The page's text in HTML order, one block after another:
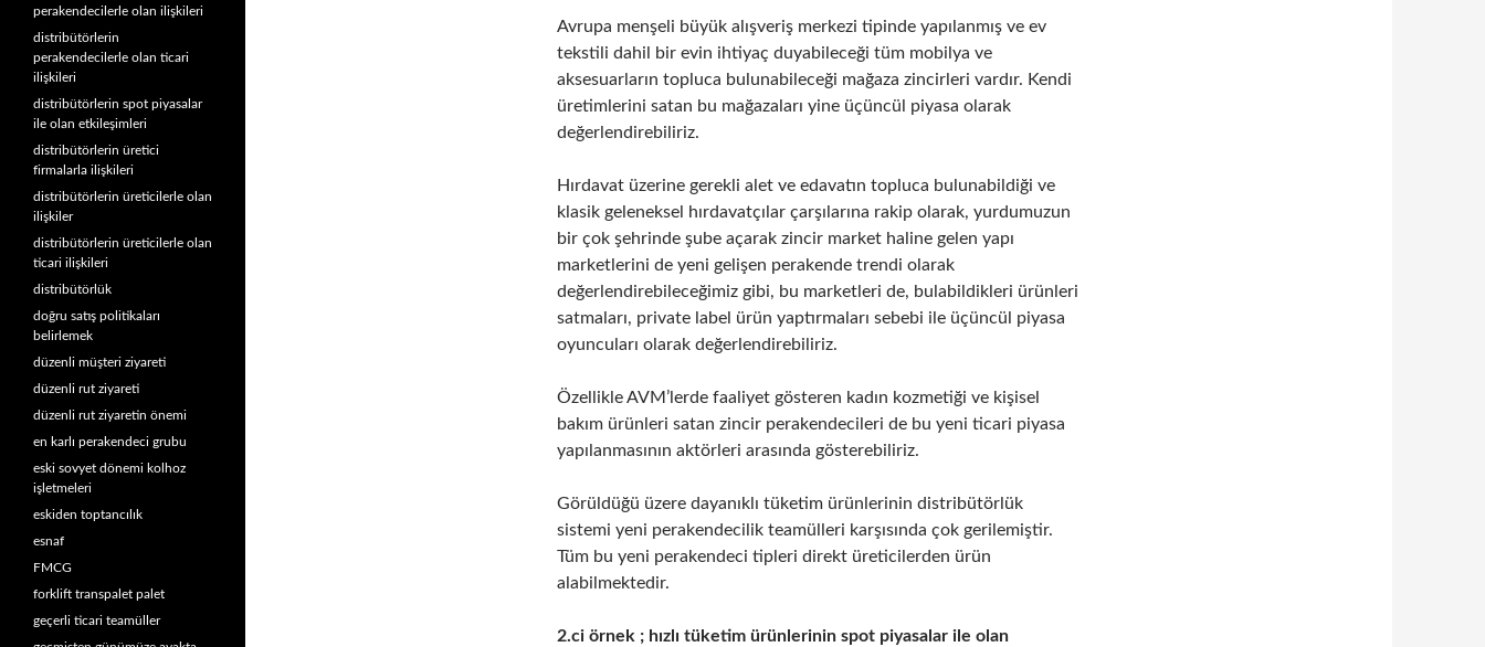
Avrupa menşeli büyük alışveriş merkezi tipinde yapılanmış ve ev
tekstili dahil bir evin ihtiyaç duyabileceği tüm mobilya ve
aksesuarların topluca bulunabileceği mağaza zincirleri vardır. Kendi
üretimlerini satan bu mağazaları yine üçüncül piyasa olarak
değerlendirebiliriz.
Hırdavat üzerine gerekli alet ve edavatın topluca bulunabildiği ve
klasik geleneksel hırdavatçılar çarşılarına rakip olarak, yurdumuzun
bir çok şehrinde şube açarak zincir market haline gelen yapı
marketlerini de yeni gelişen perakende trendi olarak
değerlendirebileceğimiz gibi, bu marketleri de, bulabildikleri ürünleri
satmaları, private label ürün yaptırmaları sebebi ile üçüncül piyasa
oyuncuları olarak değerlendirebiliriz.
Özellikle AVM’lerde faaliyet gösteren kadın kozmetiği ve kişisel
bakım ürünleri satan zincir perakendecileri de bu yeni ticari piyasa
yapılanmasının aktörleri arasında gösterebiliriz.
Görüldüğü üzere dayanıklı tüketim ürünlerinin distribütörlük
sistemi yeni perakendecilik teamülleri karşısında çok gerilemiştir.
Tüm bu yeni perakendeci tipleri direkt üreticilerden ürün
alabilmektedir.
2.ci örnek ; hızlı tüketim ürünlerinin spot piyasalar ile olan
perakendecilerle olan ilişkileri
distribütörlerin
perakendecilerle olan ticari
ilişkileri
distribütörlerin spot piyasalar
ile olan etkileşimleri
distribütörlerin üretici
firmalarla ilişkileri
distribütörlerin üreticilerle olan
ilişkiler
distribütörlerin üreticilerle olan
ticari ilişkileri
distribütörlük
doğru satış politikaları
belirlemek
düzenli müşteri ziyareti
düzenli rut ziyareti
düzenli rut ziyaretin önemi
en karlı perakendeci grubu
eski sovyet dönemi kolhoz
işletmeleri
eskiden toptancılık
esnaf
FMCG
forklift transpalet palet
geçerli ticari teamüller